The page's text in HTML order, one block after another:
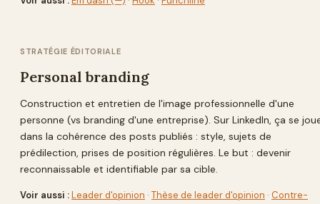
STRATÉGIE ÉDITORIALE
Personal branding
Construction et entretien de l'image professionnelle d'une
personne (vs branding d'une entreprise). Sur LinkedIn, ça se
dans la cohérence des posts publiés : style, sujets de
prédilection, prises de position régulières. Le but : devenir
reconnaissable et identifiable par sa cible.
Voir aussi :Leader d'opinion · Thèse de leader d'opinion · Contre-